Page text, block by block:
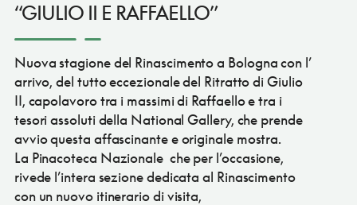
“GIULIO II E RAFFAELLO”
Nuova stagione del Rinascimento a Bologna con l’
arrivo, del tutto eccezionale del Ritratto di Giulio
II, capolavoro tra i massimi di Raffaello e tra i
tesori assoluti della National Gallery, che prende
avvio questa affascinante e originale mostra.
La Pinacoteca Nazionale che per l’occasione,
rivede l’intera sezione dedicata al Rinascimento
con un nuovo itinerario di visita,